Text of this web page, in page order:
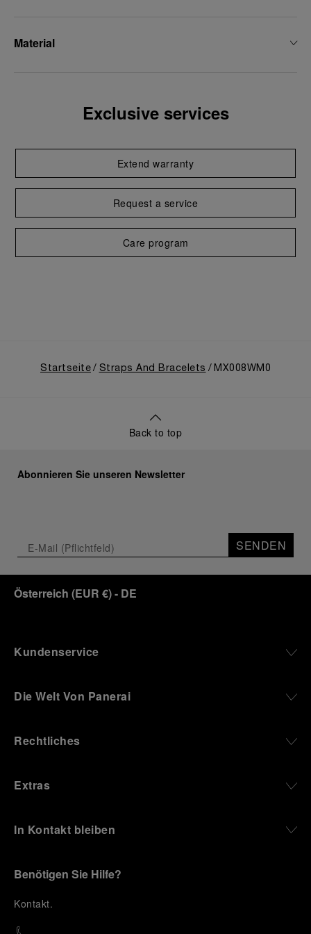
Material
Exclusive services
Extend warranty
Request a service
Care program
Startseite Straps And Bracelets MX008WM0
Back to top
Abonnieren Sie unseren Newsletter
SENDEN
Österreich (EUR €)- DE
Kundenservice
Die Welt Von Panerai
Rechtliches
Extras
In Kontakt bleiben
Benötigen Sie Hilfe?
Kontakt.